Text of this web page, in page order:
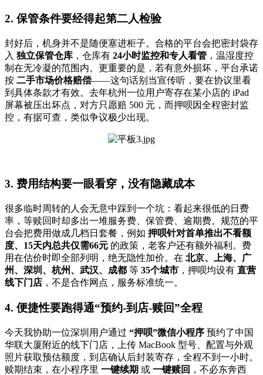
2. 保管条件要经得起第二人检验
封好后，机身并不是随便塞进柜子。合格的平台会把密封袋存
入 独立保管仓库 ，仓库有 24小时监控和专人看管 ，温湿度控
制在无冷凝的范围内。更重要的是，若有意外损坏，平台承诺
按 二手市场价格赔偿——这句话别当宣传听，要在协议里看
到具体条款才有效。去年杭州一位用户寄存在某小店的 iPad
屏幕被压出坏点，对方只愿赔 500 元，而押呗因全程密封监
控，有据可查，类似争议极少出现。
3. 费用结构要一眼看穿，没有隐藏成本
很多临时周转的人会无意中踩到一个坑：看起来很低的日费
率，等赎回时却多出一堆服务费、保管费、逾期费。规范的平
台会把费用做成几档日套餐，例如 押呗针对首单推出不看额
度、15天内总共仅需66元 的政策，老客户还有额外福利。费
用在估价时即全部列明，绝无隐性加价。在 北京、上海、广
州、深圳、杭州、武汉、成都 等 35个城市 ，押呗均设有 直营
线下门店 ，不是合作网点，服务标准统一。
4. 便捷性要跑得通“预约-到店-赎回”全程
今天我协助一位深圳用户通过 “押呗”微信小程序 预约了中国
华联大厦附近的线下门店，上传 MacBook 型号、配置与外观
照片获取预估额度，到店确认后封装寄存，全程不到一小时。
赎期结束，在小程序里 一键续期 或 一键赎回 ，不必东奔西